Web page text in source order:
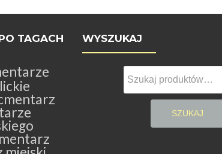
TAGACH WYSZUKAJ
Szukaj:
SZUKAJ